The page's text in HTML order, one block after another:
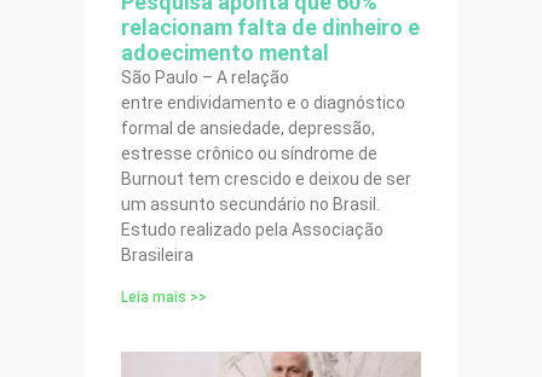
relacionam falta de dinheiro e
adoecimento mental
São Paulo – A relação
entre endividamento e o diagnóstico
formal de ansiedade, depressão,
estresse crônico ou síndrome de
Burnout tem crescido e deixou de ser
um assunto secundário no Brasil.
Estudo realizado pela Associação
Brasileira
Leia mais >>